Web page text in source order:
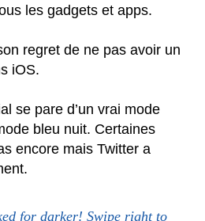
les gadgets et apps.
regret de ne pas avoir un
iOS.
se pare d’un vrai mode
bleu nuit. Certaines
encore mais Twitter a
for darker! Swipe right to